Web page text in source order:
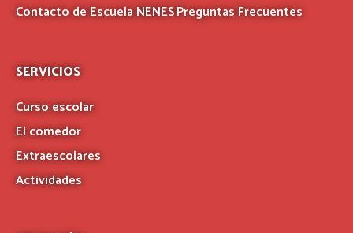
Contacto de Escuela NENESPreguntas Frecuentes
SERVICIOS
Curso escolar
El comedor
Extraescolares
Actividades